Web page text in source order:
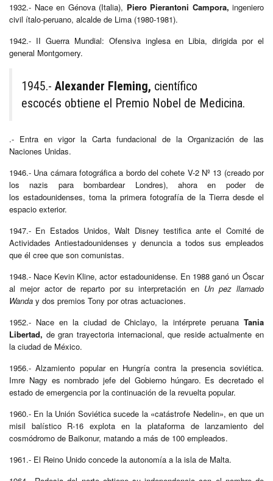
1932.- Nace en Génova (Italia), Piero Pierantoni Campora, ingeniero
civil ítalo-peruano, alcalde de Lima (1980-1981).
1942.- II Guerra Mundial: Ofensiva inglesa en Libia, dirigida por el
general Montgomery.
1945.- Alexander Fleming, científico
escocés obtiene el Premio Nobel de Medicina.
.- Entra en vigor la Carta fundacional de la Organización de las
Naciones Unidas.
1946.- Una cámara fotográfica a bordo del cohete V-2 Nº 13 (creado por
los nazis para bombardear Londres), ahora en poder de
los estadounidenses, toma la primera fotografía de la Tierra desde el
espacio exterior.
1947.- En Estados Unidos, Walt Disney testifica ante el Comité de
Actividades Antiestadounidenses y denuncia a todos sus empleados
que él cree que son comunistas.
1948.- Nace Kevin Kline, actor estadounidense. En 1988 ganó un Óscar
al mejor actor de reparto por su interpretación en Un pez llamado
Wanda y dos premios Tony por otras actuaciones.
1952.- Nace en la ciudad de Chiclayo, la intérprete peruana Tania
Libertad, de gran trayectoria internacional, que reside actualmente en
la ciudad de México.
1956.- Alzamiento popular en Hungría contra la presencia soviética.
Imre Nagy es nombrado jefe del Gobierno húngaro. Es decretado el
estado de emergencia por la continuación de la revuelta popular.
1960.- En la Unión Soviética sucede la «catástrofe Nedelin», en que un
misil balístico R-16 explota en la plataforma de lanzamiento del
cosmódromo de Baikonur, matando a más de 100 empleados.
1961.- El Reino Unido concede la autonomía a la isla de Malta.